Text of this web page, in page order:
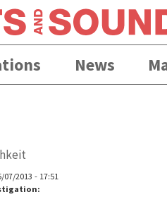
News
07/2013 - 17:51